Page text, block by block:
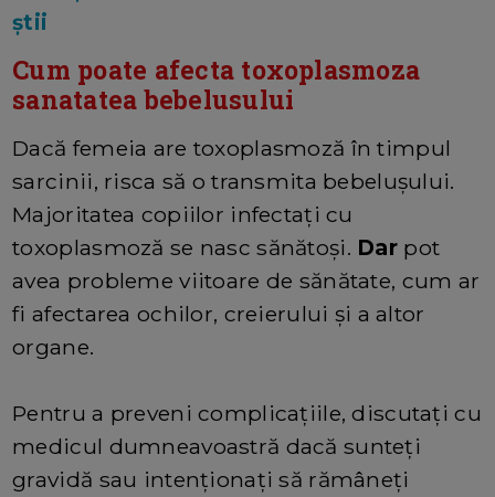
știi
Cum poate afecta toxoplasmoza
sanatatea bebelusului
Dacă femeia are toxoplasmoză în timpul
sarcinii, risca să o transmita bebelușului.
Majoritatea copiilor infectați cu
toxoplasmoză se nasc sănătoși. Dar pot
avea probleme viitoare de sănătate, cum ar
fi afectarea ochilor, creierului și a altor
organe.
Pentru a preveni complicațiile, discutați cu
medicul dumneavoastră dacă sunteți
gravidă sau intenționați să rămâneți